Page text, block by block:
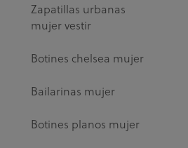
Zapatillas urbanas
mujer vestir
Botines chelsea mujer
Bailarinas mujer
Botines planos mujer